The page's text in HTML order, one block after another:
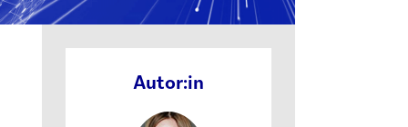
Autor:in